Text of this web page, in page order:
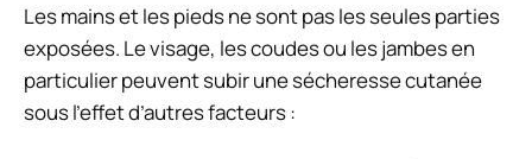
Les mains et les pieds ne sont pas les seules parties
exposées. Le visage, les coudes ou les jambes en
particulier peuvent subir une sécheresse cutanée
sous l’effet d’autres facteurs :